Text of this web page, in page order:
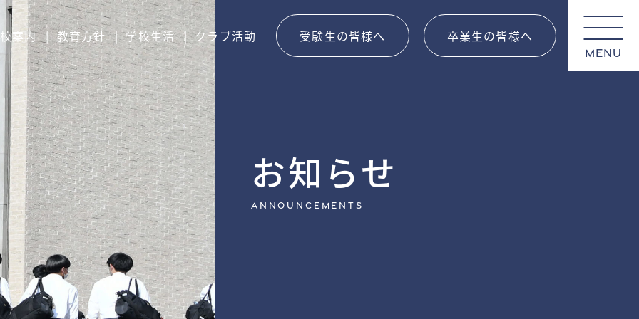
案内 教育方針 学校生活 クラブ活動 受験生の皆様へ 卒業生の皆様へ
MENU
お知らせ
Announcements